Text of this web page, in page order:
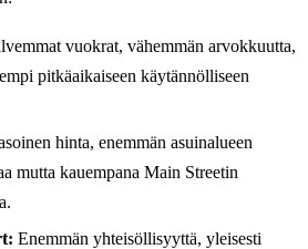
vuokrat, vähemmän arvokkuutta,
pitkäaikaiseen käytännölliseen
hinta, enemmän asuinalueen
mutta kauempana Main Streetin
Enemmän yhteisöllisyyttä, yleisesti